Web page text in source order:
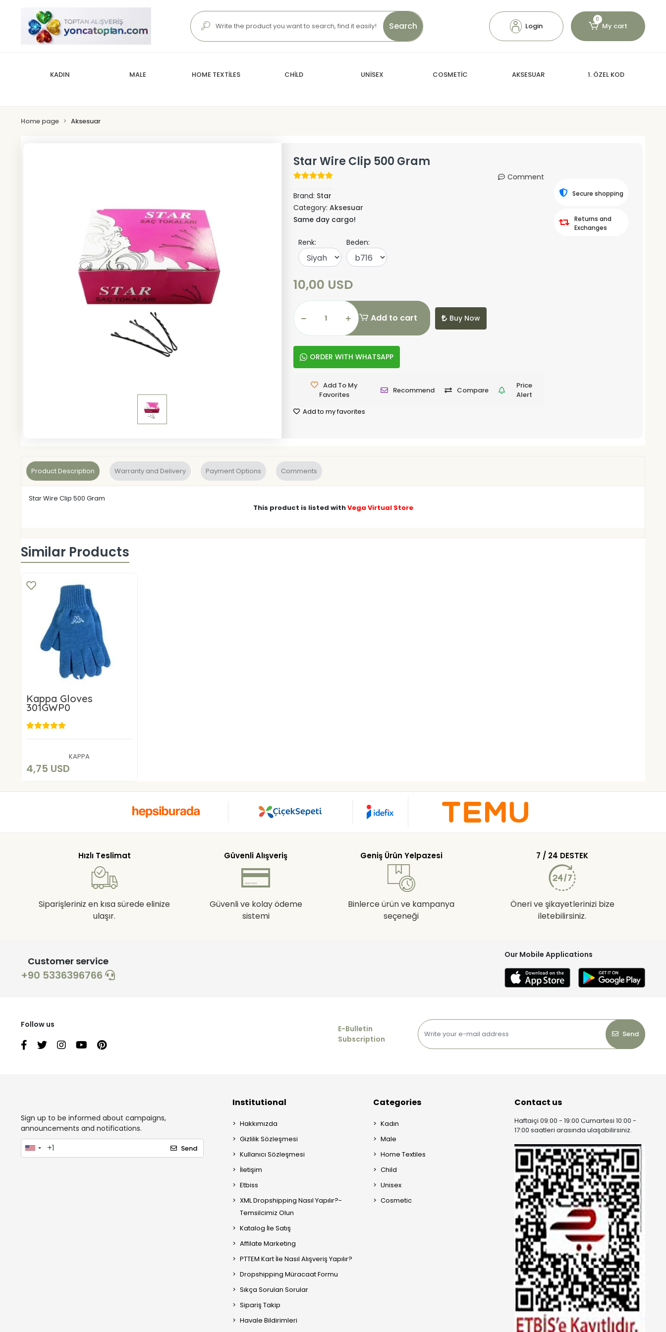
Search Login
0
My cart
KADIN MALE HOME TEXTİLES CHİLD UNİSEX COSMETİC AKSESUAR 1. ÖZEL KOD
Home page Aksesuar
Star Wire Clip 500 Gram
Comment
Brand: Star
Category: Aksesuar
Same day cargo!
Renk: Beden:
10,00 USD
Add to cart Buy Now
ORDER WITH WHATSAPP
Add To My
Favorites
Recommend Compare
Price
Alert
Add to my favorites
Secure shopping
Returns and
Exchanges
Product Description Warranty and Delivery Payment Options Comments
Star Wire Clip 500 Gram
This product is listed withVega Virtual Store
Similar Products
Kappa Gloves
301GWP0
KAPPA
4,75 USD
Add to cart
Hızlı Teslimat
Siparişleriniz en kısa sürede elinize
ulaşır.
Güvenli Alışveriş
Güvenli ve kolay ödeme
sistemi
Geniş Ürün Yelpazesi
Binlerce ürün ve kampanya
seçeneği
7 / 24 DESTEK
Öneri ve şikayetlerinizi bize
iletebilirsiniz.
Customer service
+90 5336396766
Our Mobile Applications
Follow us
E-Bulletin
Subscription
Send
Sign up to be informed about campaigns,
announcements and notifications.
Send
Institutional
Hakkımızda
Gizlilik Sözleşmesi
Kullanıcı Sözleşmesi
İletişim
Etbiss
XML Dropshipping Nasıl Yapılır?-
Temsilcimiz Olun
Katalog İle Satış
Affilate Marketing
PTTEM Kart İle Nasıl Alışveriş Yapılır?
Dropshipping Müracaat Formu
Sıkça Sorulan Sorular
Sipariş Takip
Havale Bildirimleri
Categories
Kadın
Male
Home Textiles
Child
Unisex
Cosmetic
Contact us
Haftaiçi 09:00 - 19:00 Cumartesi 10:00 -
17:00 saatleri arasında ulaşabilirsiniz.